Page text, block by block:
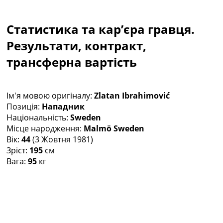
Чемпіонат Світу
Україна. Прем’єр-Ліга
Україна. Перша Ліга
Ліга Чемпіонів
Ще Турніри >>>
Таблиці
Чемпіонат Світу. Турнирні таблиці
Таблиця УПЛ
Перша Ліга
Таблиця АПЛ
Таблиця Ла Ліги
Статистика та кар’єра гравця.
Результати, контракт,
трансферна вартість
Ім'я мовою оригіналу: Zlatan Ibrahimović
Позиція: Нападник
Національність: Sweden
Місце народження: Malmö Sweden
Вік: 44(3 Жовтня 1981)
Зріст: 195 см
Вага: 95 кг